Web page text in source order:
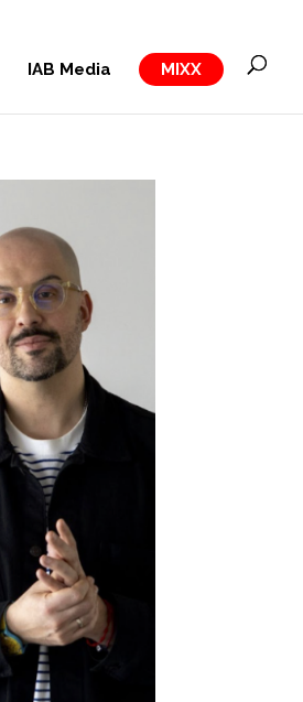
IAB Media MIXX